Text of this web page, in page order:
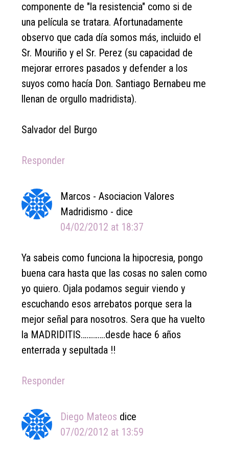
componente de "la resistencia" como si de
una película se tratara. Afortunadamente
observo que cada día somos más, incluido el
Sr. Mouriño y el Sr. Perez (su capacidad de
mejorar errores pasados y defender a los
suyos como hacía Don. Santiago Bernabeu me
llenan de orgullo madridista).
Salvador del Burgo
Responder
Marcos - Asociacion Valores
Madridismo - dice
04/02/2012 at 18:37
Ya sabeis como funciona la hipocresia, pongo
buena cara hasta que las cosas no salen como
yo quiero. Ojala podamos seguir viendo y
escuchando esos arrebatos porque sera la
mejor señal para nosotros. Sera que ha vuelto
la MADRIDITIS………….desde hace 6 años
enterrada y sepultada !!
Responder
Diego Mateos dice
07/02/2012 at 13:59